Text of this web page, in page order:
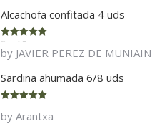
Alcachofa confitada 4 uds
Rated 5
of 5
by JAVIER PEREZ DE MUNIAIN
Sardina ahumada 6/8 uds
Rated 5
of 5
by Arantxa